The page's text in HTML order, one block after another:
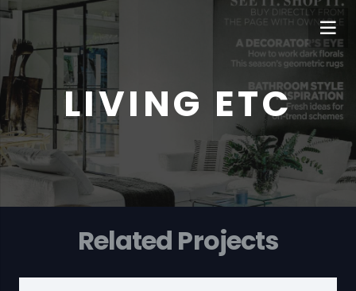
LIVING ETC
Related Projects